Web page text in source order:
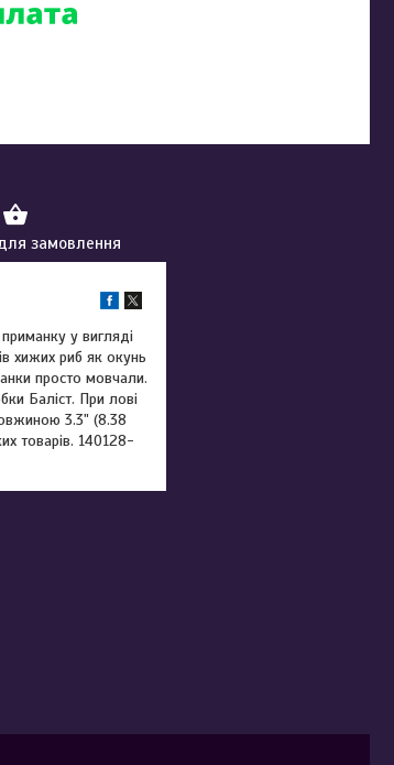
замовлення
у вигляді
хижих риб як окунь
просто мовчали.
Баліст. При лові
3.3" (8.38
товарів. 140128-